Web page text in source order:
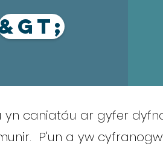
yn caniatáu ar gyfer
P'un a yw